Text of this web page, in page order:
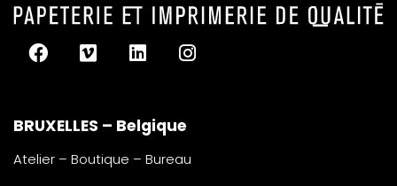
BRUXELLES – Belgique
Atelier – Boutique – Bureau